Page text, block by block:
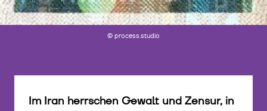
© process.studio
Im Iran herrschen Gewalt und Zensur, in